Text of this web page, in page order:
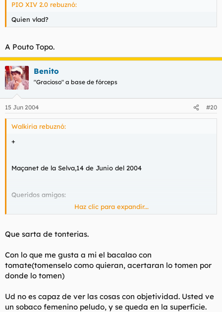
PIO XIV 2.0 rebuznó:
Quien vlad?
A Pouto Topo.
Benito
"Gracioso" a base de fórceps
15 Jun 2004 #20
Walkiria rebuznó:
+
Maçanet de la Selva,14 de Junio del 2004
Queridos amigos:
resurgen las flores y el placer del activar el aire
acondicionado,tambien resurge una vieja olor que procede de
aceptable su "flor".La flor es ese bello paraje donde todo pene
con exaltado desea perderse y en especial en esas siestas de
Verano donde el calor aprieta y las olores no hacen mas que
bello regalo que nos proporciono el Divino con la intencion de
procrear y que la especie perviva atraves del tiempo.Pero
Haz clic para expandir...
Que sarta de tonterias.
Con lo que me gusta a mi el bacalao con
tomate(tomenselo como quieran, acertaran lo tomen por
donde lo tomen)
Ud no es capaz de ver las cosas con objetividad. Usted ve
un sobaco femenino peludo, y se queda en la superficie.